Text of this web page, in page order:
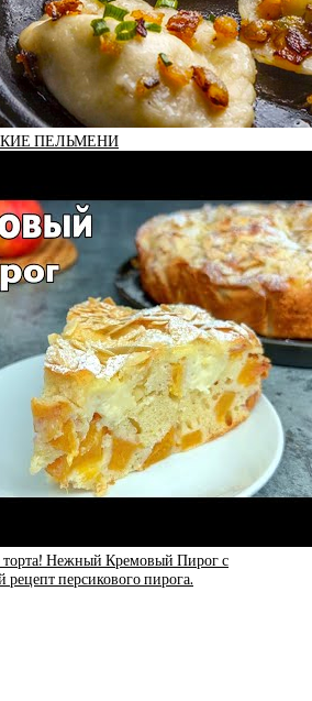
ПЕЛЬМЕНИ
Нежный Кремовый Пирог с
персикового пирога.